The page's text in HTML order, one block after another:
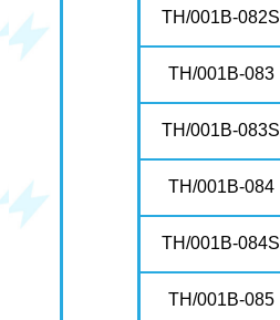
TH/001B-082S
TH/001B-083
TH/001B-083S
TH/001B-084
TH/001B-084S
TH/001B-085